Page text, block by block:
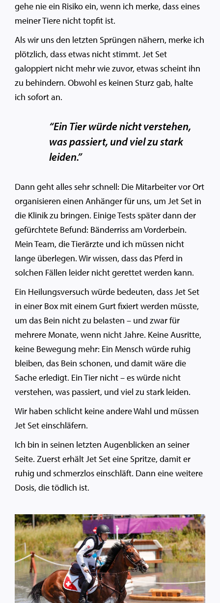
gehe nie ein Risiko ein, wenn ich merke, dass eines
meiner Tiere nicht topfit ist.
Als wir uns den letzten Sprüngen nähern, merke ich
plötzlich, dass etwas nicht stimmt. Jet Set
galoppiert nicht mehr wie zuvor, etwas scheint ihn
zu behindern. Obwohl es keinen Sturz gab, halte
ich sofort an.
“Ein Tier würde nicht verstehen,
was passiert, und viel zu stark
leiden.”
Dann geht alles sehr schnell: Die Mitarbeiter vor Ort
organisieren einen Anhänger für uns, um Jet Set in
die Klinik zu bringen. Einige Tests später dann der
gefürchtete Befund: Bänderriss am Vorderbein.
Mein Team, die Tierärzte und ich müssen nicht
lange überlegen. Wir wissen, dass das Pferd in
solchen Fällen leider nicht gerettet werden kann.
Ein Heilungsversuch würde bedeuten, dass Jet Set
in einer Box mit einem Gurt fixiert werden müsste,
um das Bein nicht zu belasten – und zwar für
mehrere Monate, wenn nicht Jahre. Keine Ausritte,
keine Bewegung mehr: Ein Mensch würde ruhig
bleiben, das Bein schonen, und damit wäre die
Sache erledigt. Ein Tier nicht – es würde nicht
verstehen, was passiert, und viel zu stark leiden.
Wir haben schlicht keine andere Wahl und müssen
Jet Set einschläfern.
Ich bin in seinen letzten Augenblicken an seiner
Seite. Zuerst erhält Jet Set eine Spritze, damit er
ruhig und schmerzlos einschläft. Dann eine weitere
Dosis, die tödlich ist.